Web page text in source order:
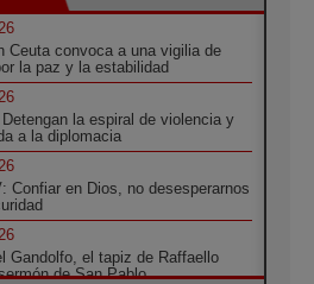
Ceuta convoca a una vigilia de
la paz y la estabilidad
la espiral de violencia y
a la diplomacia
Confiar en Dios, no desesperarnos
Gandolfo, el tapiz de Raffaello
de San Pablo